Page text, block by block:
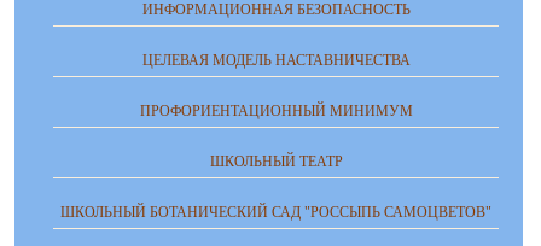
ИНФОРМАЦИОННАЯ БЕЗОПАСНОСТЬ
ЦЕЛЕВАЯ МОДЕЛЬ НАСТАВНИЧЕСТВА
ПРОФОРИЕНТАЦИОННЫЙ МИНИМУМ
ШКОЛЬНЫЙ ТЕАТР
ШКОЛЬНЫЙ БОТАНИЧЕСКИЙ САД "РОССЫПЬ САМОЦВЕТОВ"